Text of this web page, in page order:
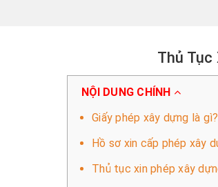
Thủ Tục
NỘI DUNG CHÍNH
Giấy phép xây dựng là gì?
Hồ sơ xin cấp phép xây
Thủ tục xin phép xây